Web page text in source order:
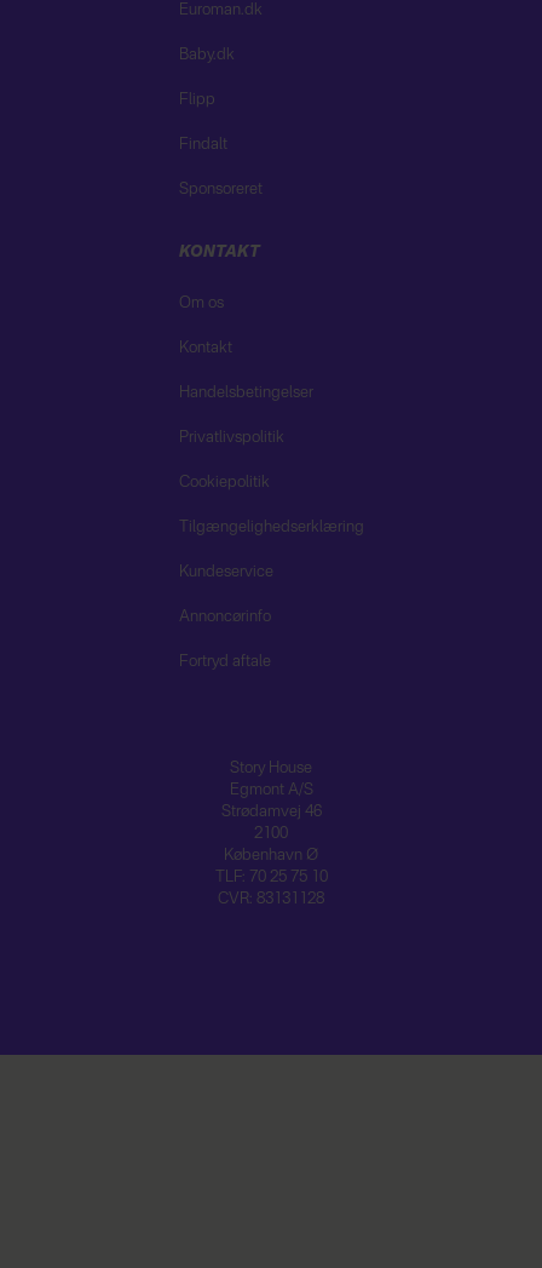
Euroman.dk
Baby.dk
Flipp
Findalt
Sponsoreret
KONTAKT
Om os
Kontakt
Handelsbetingelser
Privatlivspolitik
Cookiepolitik
Tilgængelighedserklæring
Kundeservice
Annoncørinfo
Fortryd aftale
Story House
Egmont A/S
Strødamvej 46
2100
København Ø
TLF: 70 25 75 10
CVR: 83131128